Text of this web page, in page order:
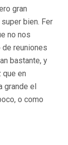
gran
bien. Fer
no nos
reuniones
bastante, y
que en
grande el
o como